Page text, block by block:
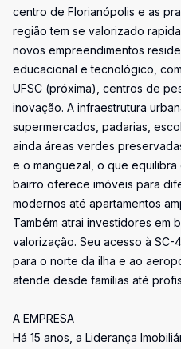
centro de Florianópolis e as
região tem se valorizado
novos empreendimentos
educacional e tecnológico,
UFSC (próxima), centros de
inovação. A infraestrutura
supermercados, padarias,
ainda áreas verdes
e o manguezal, o que equilibra
bairro oferece imóveis para
modernos até apartamentos
Também atrai investidores em
valorização. Seu acesso à SC-
para o norte da ilha e ao
atende desde famílias até
A EMPRESA
Há 15 anos, a Liderança